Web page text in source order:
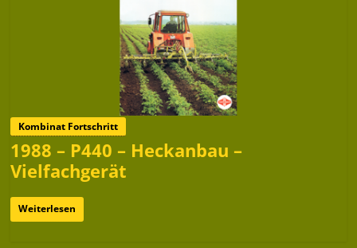
Kombinat Fortschritt
1988 – P440 – Heckanbau –
Vielfachgerät
Weiterlesen